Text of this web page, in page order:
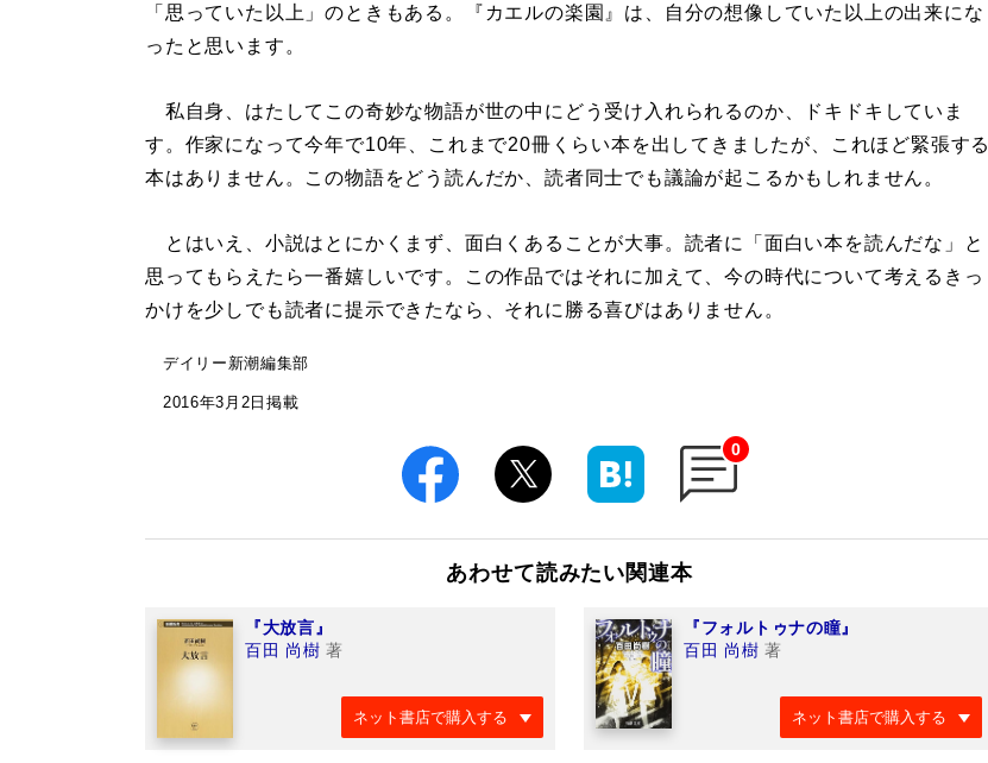
「思っていた以上」のときもある。『カエルの楽園』は、自分の想像していた以上の出来にな
ったと思います。
私自身、はたしてこの奇妙な物語が世の中にどう受け入れられるのか、ドキドキしていま
す。作家になって今年で10年、これまで20冊くらい本を出してきましたが、これほど緊張する
本はありません。この物語をどう読んだか、読者同士でも議論が起こるかもしれません。
とはいえ、小説はとにかくまず、面白くあることが大事。読者に「面白い本を読んだな」と
思ってもらえたら一番嬉しいです。この作品ではそれに加えて、今の時代について考えるきっ
かけを少しでも読者に提示できたなら、それに勝る喜びはありません。
デイリー新潮編集部
2016年3月2日掲載
0
あわせて読みたい関連本
『大放言』
百田 尚樹 著
ネット書店で購入する
『フォルトゥナの瞳』
百田 尚樹 著
ネット書店で購入する